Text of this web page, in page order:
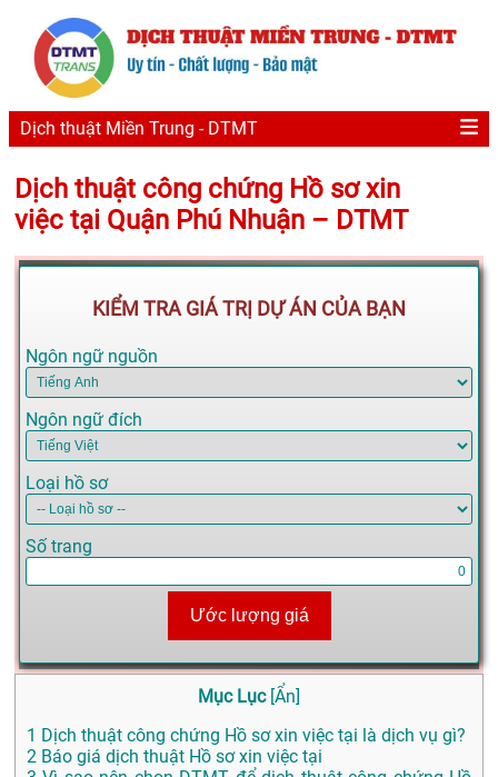
Dịch thuật Miền Trung - DTMT
Dịch thuật công chứng Hồ sơ xin
việc tại Quận Phú Nhuận – DTMT
KIỂM TRA GIÁ TRỊ DỰ ÁN CỦA BẠN
Ngôn ngữ nguồn
Ngôn ngữ đích
Loại hồ sơ
Số trang
Ước lượng giá
Mục Lục [Ẩn]
1 Dịch thuật công chứng Hồ sơ xin việc tại là dịch vụ gì?
2 Báo giá dịch thuật Hồ sơ xin việc tại